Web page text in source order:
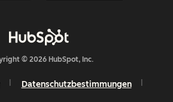
© 2026 HubSpot, Inc.
Datenschutzbestimmungen